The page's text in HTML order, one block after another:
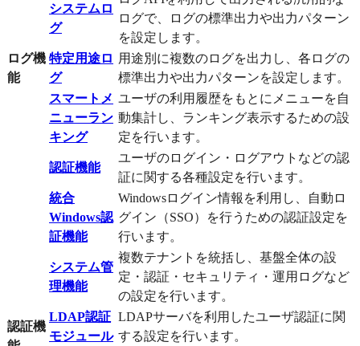
ログ機
能
システムロ
グ
ログで、ログの標準出力や出力パターン
を設定します。
特定用途ロ
グ
用途別に複数のログを出力し、各ログの
標準出力や出力パターンを設定します。
スマートメ
ニューラン
キング
ユーザの利用履歴をもとにメニューを自
動集計し、ランキング表示するための設
定を行います。
認証機
認証機能
ユーザのログイン・ログアウトなどの認
証に関する各種設定を行います。
統合
Windows認
証機能
Windowsログイン情報を利用し、自動ロ
グイン（SSO）を行うための認証設定を
行います。
システム管
理機能
複数テナントを統括し、基盤全体の設
定・認証・セキュリティ・運用ログなど
の設定を行います。
LDAP認証
モジュール
LDAPサーバを利用したユーザ認証に関
する設定を行います。